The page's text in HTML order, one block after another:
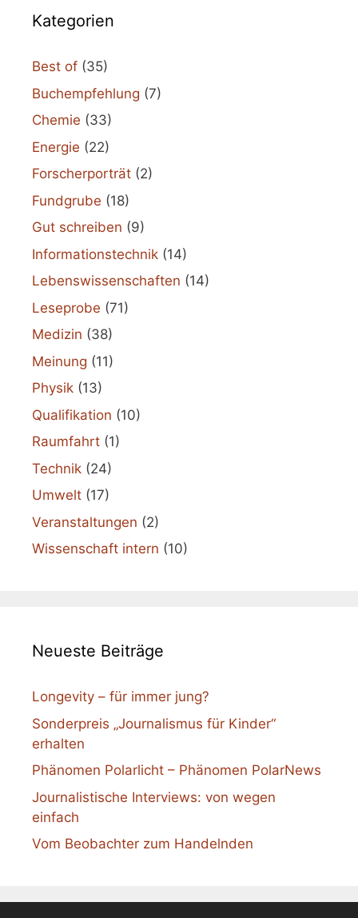
Kategorien
Best of (35)
Buchempfehlung (7)
Chemie (33)
Energie (22)
Forscherporträt (2)
Fundgrube (18)
Gut schreiben (9)
Informationstechnik (14)
Lebenswissenschaften (14)
Leseprobe (71)
Medizin (38)
Meinung (11)
Physik (13)
Qualifikation (10)
Raumfahrt (1)
Technik (24)
Umwelt (17)
Veranstaltungen (2)
Wissenschaft intern (10)
Neueste Beiträge
Longevity – für immer jung?
Sonderpreis „Journalismus für Kinder“
erhalten
Phänomen Polarlicht – Phänomen PolarNews
Journalistische Interviews: von wegen
einfach
Vom Beobachter zum Handelnden